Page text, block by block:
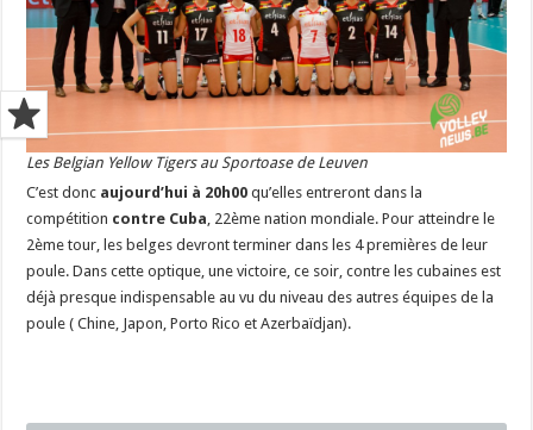
Les Belgian Yellow Tigers au Sportoase de Leuven
C’est donc aujourd’hui à 20h00 qu’elles entreront dans la
compétition contre Cuba, 22ème nation mondiale. Pour atteindre le
2ème tour, les belges devront terminer dans les 4 premières de leur
poule. Dans cette optique, une victoire, ce soir, contre les cubaines est
déjà presque indispensable au vu du niveau des autres équipes de la
poule ( Chine, Japon, Porto Rico et Azerbaïdjan).